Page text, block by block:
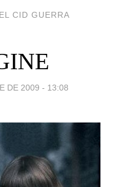
CID GUERRA
DE 2009 - 13:08